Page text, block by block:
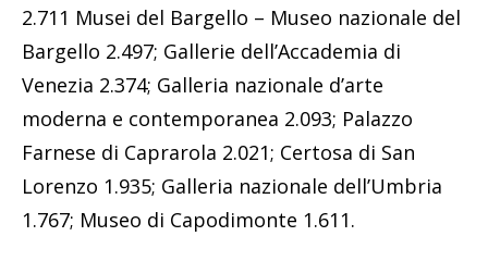
2.711 Musei del Bargello – Museo nazionale del
Bargello 2.497; Gallerie dell’Accademia di
Venezia 2.374; Galleria nazionale d’arte
moderna e contemporanea 2.093; Palazzo
Farnese di Caprarola 2.021; Certosa di San
Lorenzo 1.935; Galleria nazionale dell’Umbria
1.767; Museo di Capodimonte 1.611.